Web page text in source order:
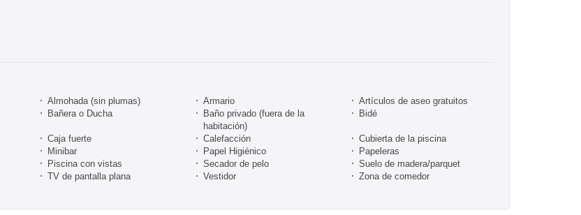
Almohada (sin plumas) Armario
Artículos de aseo gratuitos
Bañera o Ducha
Baño privado (fuera de la
habitación)
Bidé
Caja fuerte Calefacción
Cubierta de la piscina
Minibar Papel Higiénico
Papeleras
Piscina con vistas Secador de pelo
Suelo de madera/parquet
TV de pantalla plana Vestidor
Zona de comedor